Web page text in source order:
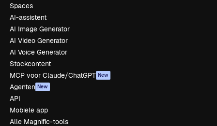
Spaces
AI-assistent
AI Image Generator
AI Video Generator
AI Voice Generator
Stockcontent
MCP voor Claude/ChatGPT New
Agenten New
API
Mobiele app
Alle Magnific-tools